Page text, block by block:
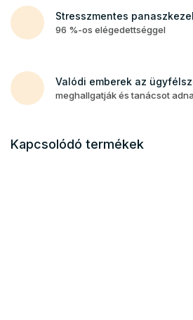
Stresszmentes
96 %-os elégedettséggel
Valódi emberek az
meghallgatják és tanácsot
Kapcsolódó termékek